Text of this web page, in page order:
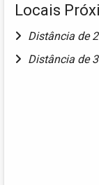
Locais
Distância de
Distância de